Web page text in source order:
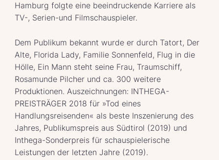
Hamburg folgte eine beeindruckende Karriere als
TV-, Serien-und Filmschauspieler.
Dem Publikum bekannt wurde er durch Tatort, Der
Alte, Florida Lady, Familie Sonnenfeld, Flug in die
Hölle, Ein Mann steht seine Frau, Traumschiff,
Rosamunde Pilcher und ca. 300 weitere
Produktionen. Auszeichnungen: INTHEGA-
PREISTRÄGER 2018 für »Tod eines
Handlungsreisenden« als beste Inszenierung des
Jahres, Publikumspreis aus Südtirol (2019) und
Inthega-Sonderpreis für schauspielerische
Leistungen der letzten Jahre (2019).